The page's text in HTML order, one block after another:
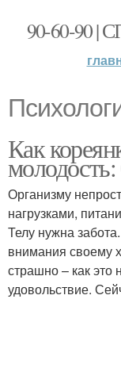
90-60-90
Как
Организму
нагрузками,
Телу нужна
внимания своему
страшно – как это
удовольствие.